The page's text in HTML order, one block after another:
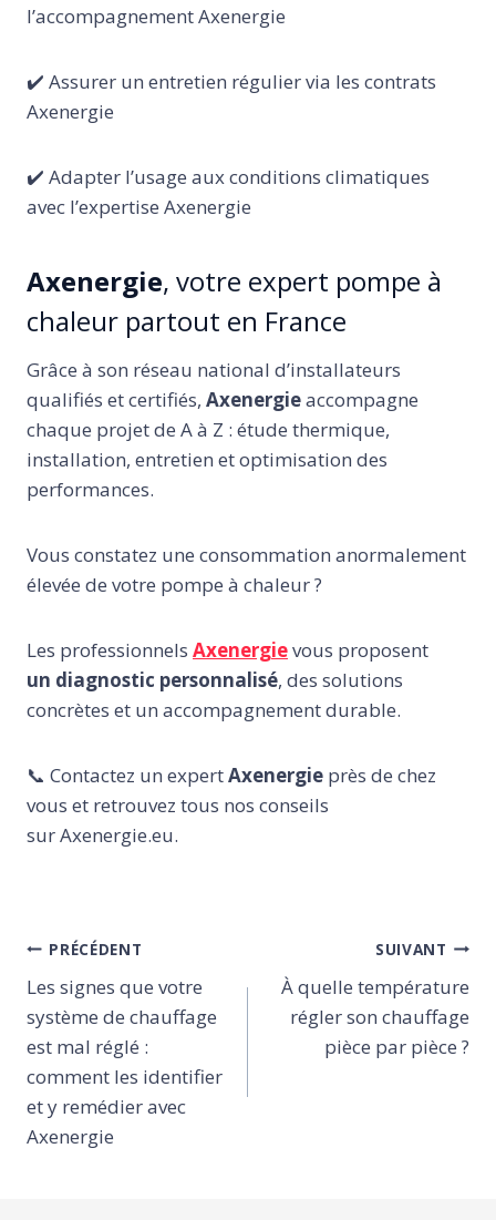
l’accompagnement Axenergie
✔️ Assurer un entretien régulier via les contrats
Axenergie
✔️ Adapter l’usage aux conditions climatiques
avec l’expertise Axenergie
Axenergie, votre expert pompe à
chaleur partout en France
Grâce à son réseau national d’installateurs
qualifiés et certifiés, Axenergieaccompagne
chaque projet de A à Z : étude thermique,
installation, entretien et optimisation des
performances.
Vous constatez une consommation anormalement
élevée de votre pompe à chaleur ?
Les professionnels Axenergievous proposent
un diagnostic personnalisé, des solutions
concrètes et un accompagnement durable.
📞 Contactez un expertAxenergie près de chez
vous et retrouvez tous nos conseils
sur Axenergie.eu.
Navigation
de
l’article
PRÉCÉDENT
Les signes que votre
système de chauffage
est mal réglé :
comment les identifier
et y remédier avec
Axenergie
SUIVANT
À quelle température
régler son chauffage
pièce par pièce ?